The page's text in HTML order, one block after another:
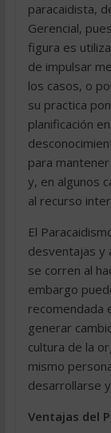
paracaidista,
Gerencial,
figura es
de impulsar
los casos, o
su practica
planificación
para
y, en algunos
al recurso
El
desventajas y
se corren al
embargo
recomendada
generar
cultura de la
mismo
desarrollarse
Ventajas del